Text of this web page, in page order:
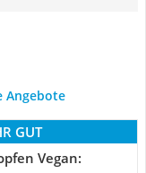
Angebote
GUT
Vegan: